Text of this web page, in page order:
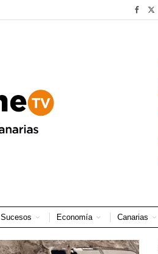
Sucesos Economía Canarias